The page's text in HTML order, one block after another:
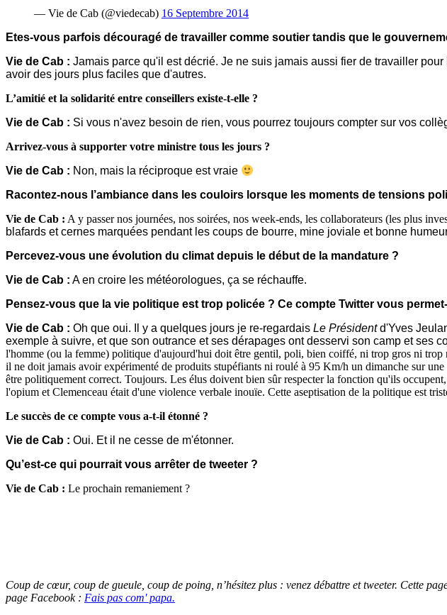
— Vie de Cab (@viedecab) 16 Septembre 2014
Etes-vous parfois découragé de travailler comme soutier tandis que le
Vie de Cab : Jamais parce qu'il est décrié. Je ne suis jamais aussi fier de travailler
avoir des jours plus faciles que d'autres.
L’amitié et la solidarité entre conseillers existe-t-elle ?
Vie de Cab : Si vous n'avez besoin de rien, vous pourrez toujours compter sur vos
Arrivez-vous à supporter votre ministre tous les jours ?
Vie de Cab : Non, mais la réciproque est vraie
Racontez-nous l’ambiance dans les couloirs lorsque les moments de tensions
Vie de Cab : A y passer nos journées, nos soirées, nos week-ends, les collaborateurs (les plus
blafards et cernes marquées pendant les coups de bourre, mine joviale et bonne
Percevez-vous une évolution du climat depuis le début de la mandature ?
Vie de Cab : A en croire les météorologues, ça se réchauffe.
Pensez-vous que la vie politique est trop policée ? Ce compte Twitter vous
Vie de Cab : Oh que oui. Il y a quelques jours je re-regardais Le Présidentd'Yves
exemple à suivre, et que son outrance et ses dérapages ont desservi son camp et ses
l'homme (ou la femme) politique d'aujourd'hui doit être gentil, poli, bien coiffé, ni trop gros ni trop
il ne doit jamais avoir expérimenté de produits stupéfiants ni roulé à 95 Km/h un dimanche sur
être politiquement correct. Toujours. Les élus doivent bien sûr respecter la fonction qu'ils
l'opium et Clemenceau était d'une violence verbale inouïe. Cette aseptisation de la politique est
Le succès de ce compte vous a-t-il étonné ?
Vie de Cab : Oui. Et il ne cesse de m'étonner.
Qu’est-ce qui pourrait vous arrêter de tweeter ?
Vie de Cab : Le prochain remaniement ?
Coup de cœur, coup de gueule, coup de poing, n’hésitez plus : venez débattre et tweeter. Cette
page Facebook : Fais pas com' papa.